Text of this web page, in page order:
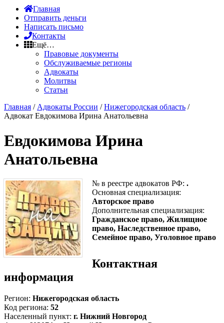
Главная
Отправить деньги
Написать письмо
Контакты
Ещё…
Правовые документы
Обслуживаемые регионы
Адвокаты
Молитвы
Статьи
Главная / Адвокаты России /Нижегородская область /
Адвокат Евдокимова Ирина Анатольевна
Евдокимова Ирина
Анатольевна
№ в реестре адвокатов РФ: .
Основная специализация:
Авторское право
Дополнительная специализация:
Гражданское право, Жилищное
право, Наследственное право,
Семейное право, Уголовное право
Контактная
информация
Регион: Нижегородская область
Код региона: 52
Населенный пункт: г. Нижний Новгород